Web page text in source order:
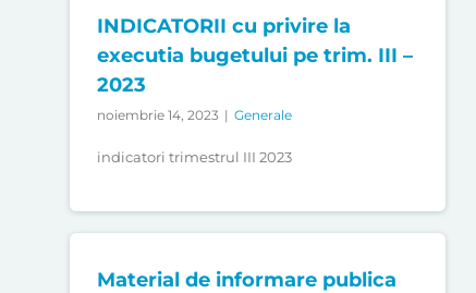
INDICATORII cu privire la
executia bugetului pe trim. III –
2023
noiembrie 14, 2023 | Generale
indicatori trimestrul III 2023
Material de informare publica